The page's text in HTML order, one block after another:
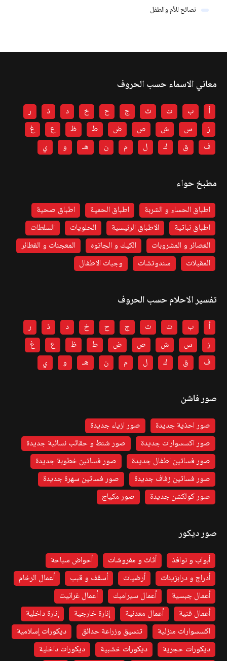
نصائح للأم والطفل
معاني الاسماء حسب الحروف
أ ب ت ث ج ح خ د ذ
ر
ز
س ش ص ض ط ظ ع
غ
ف
ق ك ل م ن هـ و ي
مطبخ حواء
اطباق الحساء و الشربة اطباق الحمية
اطباق صحية
اطباق نباتية
الاطباق الرئيسية الحلويات
السلطات
العصائر و المشروبات
الكيك و الجاتوه
المعجنات و الفطائر
المقبلات
سندوتشات وجبات الاطفال
تفسير الاحلام حسب الحروف
أ ب ت ث ج ح خ د ذ
ر
ز
س ش ص ض ط ظ ع
غ
ف
ق ك ل م ن هـ و ي
صور فاشن
صور احذية جديدة
صور ازياء جديدة
صور اكسسوارات جديدة
صور شنط و حقائب نسائية جديدة
صور فساتين اطفال جديدة
صور فساتين خطوبة جديدة
صور فساتين زفاف جديدة
صور فساتين سهرة جديدة
صور كولكشن جديدة
صور مكياج
صور ديكور
أبواب و نوافذ أثاث و مفروشات
أحواض سباحة
أدراج و درابزينات
أرضيات أسقف و قبب
أعمال الرخام
أعمال جبسية
أعمال سيرامبك
أعمال غرانيت
أعمال فنية
أعمال معدنية إنارة خارجية
إنارة داخلية
اكسسوارات منزلية
تنسيق وزراعة حدائق
ديكورات إسلامية
ديكورات حجرية
ديكورات خشبية
ديكورات داخلية